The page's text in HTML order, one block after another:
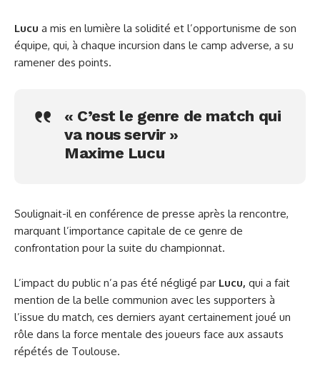
Lucu a mis en lumière la solidité et l’opportunisme de son
équipe, qui, à chaque incursion dans le camp adverse, a su
ramener des points.
« C’est le genre de match qui
va nous servir »
Maxime Lucu
Soulignait-il en conférence de presse après la rencontre,
marquant l’importance capitale de ce genre de
confrontation pour la suite du championnat.
L’impact du public n’a pas été négligé par Lucu, qui a fait
mention de la belle communion avec les supporters à
l’issue du match, ces derniers ayant certainement joué un
rôle dans la force mentale des joueurs face aux assauts
répétés de Toulouse.